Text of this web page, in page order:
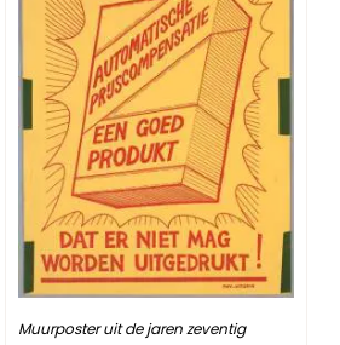
Muurposter uit de jaren zeventig